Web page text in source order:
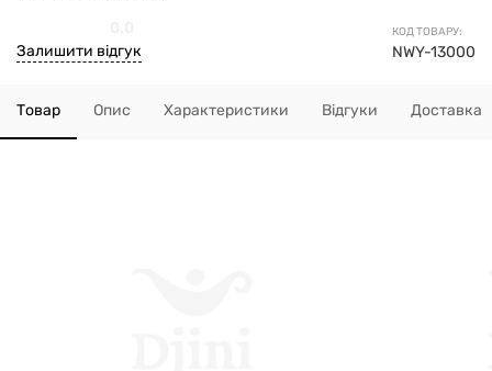
КОД ТОВАРУ:
NWY-13000
Залишити відгук
Товар Опис Характеристики Відгуки Доставка